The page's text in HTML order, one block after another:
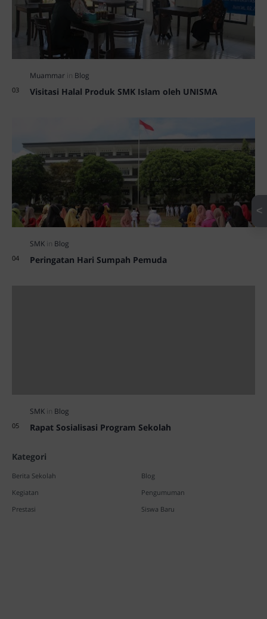
Visitasi Halal Produk SMK Islam oleh UNISMA
Peringatan Hari Sumpah Pemuda
Rapat Sosialisasi Program Sekolah
Kategori
Berita Sekolah
Blog
Kegiatan
Pengumuman
Prestasi
Siswa Baru
<